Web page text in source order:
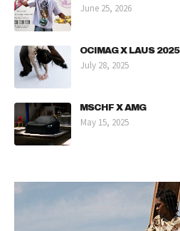
June 25, 2026
OCIMAG X LAUS 2025
July 28, 2025
MSCHF X AMG
May 15, 2025